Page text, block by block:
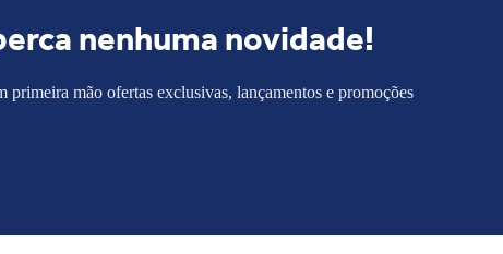
nenhuma novidade!
primeira mão ofertas exclusivas, lançamentos e promoções